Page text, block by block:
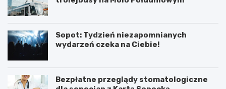
Sopot: Tydzień niezapomnianych
wydarzeń czeka na Ciebie!
Bezpłatne przeglądy stomatologiczne